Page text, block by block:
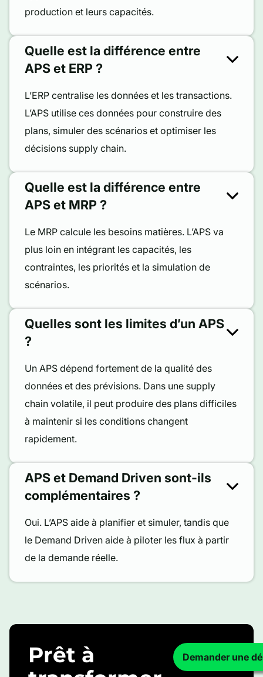
production et leurs capacités.
Quelle est la différence entre
APS et ERP ?
L’ERP centralise les données et les transactions.
L’APS utilise ces données pour construire des
plans, simuler des scénarios et optimiser les
décisions supply chain.
Quelle est la différence entre
APS et MRP ?
Le MRP calcule les besoins matières. L’APS va
plus loin en intégrant les capacités, les
contraintes, les priorités et la simulation de
scénarios.
Quelles sont les limites d’un APS
?
Un APS dépend fortement de la qualité des
données et des prévisions. Dans une supply
chain volatile, il peut produire des plans difficiles
à maintenir si les conditions changent
rapidement.
APS et Demand Driven sont-ils
complémentaires ?
Oui. L’APS aide à planifier et simuler, tandis que
le Demand Driven aide à piloter les flux à partir
de la demande réelle.
Prêt à
Demander une